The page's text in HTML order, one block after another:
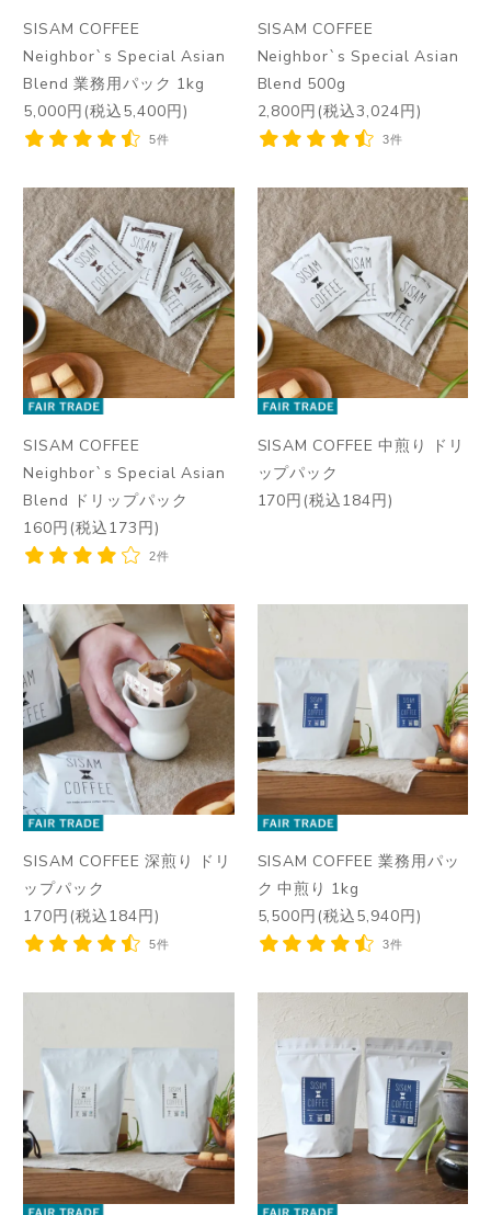
SISAM COFFEE
Neighbor`s Special Asian
Blend 業務用パック 1kg
5,000円(税込5,400円)
5件
SISAM COFFEE
Neighbor`s Special Asian
Blend 500g
2,800円(税込3,024円)
3件
SISAM COFFEE
Neighbor`s Special Asian
Blend ドリップパック
160円(税込173円)
2件
SISAM COFFEE 中煎り ドリ
ップパック
170円(税込184円)
SISAM COFFEE 深煎り ドリ
ップパック
170円(税込184円)
5件
SISAM COFFEE 業務用パッ
ク 中煎り 1kg
5,500円(税込5,940円)
3件